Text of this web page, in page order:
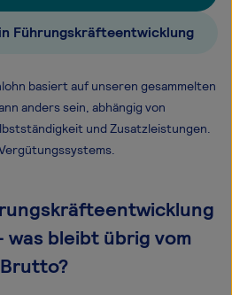
Führungskräfteentwicklung
basiert auf unseren gesammelten
anders sein, abhängig von
und Zusatzleistungen.
bleibt übrig vom
Brutto?